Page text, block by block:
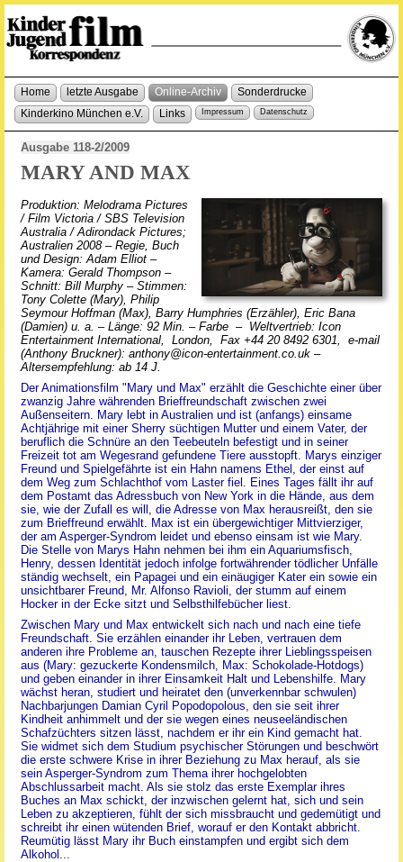
Home letzte Ausgabe Online-Archiv
Sonderdrucke
Kinderkino München e.V.
Links Impressum Datenschutz
Ausgabe 118-2/2009
MARY AND MAX
Produktion: Melodrama Pictures
/ Film Victoria / SBS Television
Australia / Adirondack Pictures;
Australien 2008 – Regie, Buch
und Design: Adam Elliot –
Kamera: Gerald Thompson –
Schnitt: Bill Murphy – Stimmen:
Tony Colette (Mary), Philip
Seymour Hoffman (Max), Barry Humphries (Erzähler), Eric Bana
(Damien) u. a. – Länge: 92 Min. – Farbe – Weltvertrieb: Icon
Entertainment International, London, Fax +44 20 8492 6301, e-mail
(Anthony Bruckner): anthony@icon-entertainment.co.uk –
Altersempfehlung: ab 14 J.
Der Animationsfilm "Mary und Max" erzählt die Geschichte einer über
zwanzig Jahre währenden Brieffreundschaft zwischen zwei
Außenseitern. Mary lebt in Australien und ist (anfangs) einsame
Achtjährige mit einer Sherry süchtigen Mutter und einem Vater, der
beruflich die Schnüre an den Teebeuteln befestigt und in seiner
Freizeit tot am Wegesrand gefundene Tiere ausstopft. Marys einziger
Freund und Spielgefährte ist ein Hahn namens Ethel, der einst auf
dem Weg zum Schlachthof vom Laster fiel. Eines Tages fällt ihr auf
dem Postamt das Adressbuch von New York in die Hände, aus dem
sie, wie der Zufall es will, die Adresse von Max herausreißt, den sie
zum Brieffreund erwählt. Max ist ein übergewichtiger Mittvierziger,
der am Asperger-Syndrom leidet und ebenso einsam ist wie Mary.
Die Stelle von Marys Hahn nehmen bei ihm ein Aquariumsfisch,
Henry, dessen Identität jedoch infolge fortwährender tödlicher Unfälle
ständig wechselt, ein Papagei und ein einäugiger Kater ein sowie ein
unsichtbarer Freund, Mr. Alfonso Ravioli, der stumm auf einem
Hocker in der Ecke sitzt und Selbsthilfebücher liest.
Zwischen Mary und Max entwickelt sich nach und nach eine tiefe
Freundschaft. Sie erzählen einander ihr Leben, vertrauen dem
anderen ihre Probleme an, tauschen Rezepte ihrer Lieblingsspeisen
aus (Mary: gezuckerte Kondensmilch, Max: Schokolade-Hotdogs)
und geben einander in ihrer Einsamkeit Halt und Lebenshilfe. Mary
wächst heran, studiert und heiratet den (unverkennbar schwulen)
Nachbarjungen Damian Cyril Popodopolous, den sie seit ihrer
Kindheit anhimmelt und der sie wegen eines neuseeländischen
Schafzüchters sitzen lässt, nachdem er ihr ein Kind gemacht hat.
Sie widmet sich dem Studium psychischer Störungen und beschwört
die erste schwere Krise in ihrer Beziehung zu Max herauf, als sie
sein Asperger-Syndrom zum Thema ihrer hochgelobten
Abschlussarbeit macht. Als sie stolz das erste Exemplar ihres
Buches an Max schickt, der inzwischen gelernt hat, sich und sein
Leben zu akzeptieren, fühlt der sich missbraucht und gedemütigt und
schreibt ihr einen wütenden Brief, worauf er den Kontakt abbricht.
Reumütig lässt Mary ihr Buch einstampfen und ergibt sich dem
Alkohol...